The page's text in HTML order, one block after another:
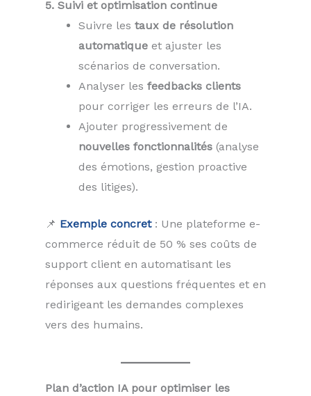
5. Suivi et optimisation continue
Suivre les taux de résolution
automatique et ajuster les
scénarios de conversation.
Analyser les feedbacks clients
pour corriger les erreurs de l’IA.
Ajouter progressivement de
nouvelles fonctionnalités (analyse
des émotions, gestion proactive
des litiges).
📌 Exemple concret: Une plateforme e-
commerce réduit de 50 % ses coûts de
support client en automatisant les
réponses aux questions fréquentes et en
redirigeant les demandes complexes
vers des humains.
Plan d’action IA pour optimiser les